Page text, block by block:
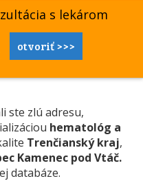
s lekárom
otvoriť >>>
ste zlú adresu,
hematológ a
Trenčianský kraj,
Kamenec pod Vtáč.
databáze.